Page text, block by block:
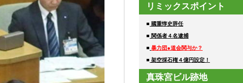
リミックスポイント
■ 國重惇史辞任
■ 関係者４名逮捕
■ 暴力団●道会関与か？
■ 架空採石権４億円設定！
真珠宮ビル跡地